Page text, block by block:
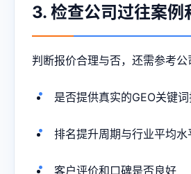
3. 检查公司过往案例
判断报价合理与否，还需参考公
是否提供真实的GEO关键词
排名提升周期与行业平均水
客户评价和口碑是否良好